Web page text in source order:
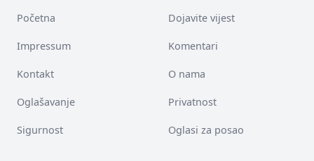
Početna Dojavite vijest
Impressum Komentari
Kontakt O nama
Oglašavanje Privatnost
Sigurnost Oglasi za posao